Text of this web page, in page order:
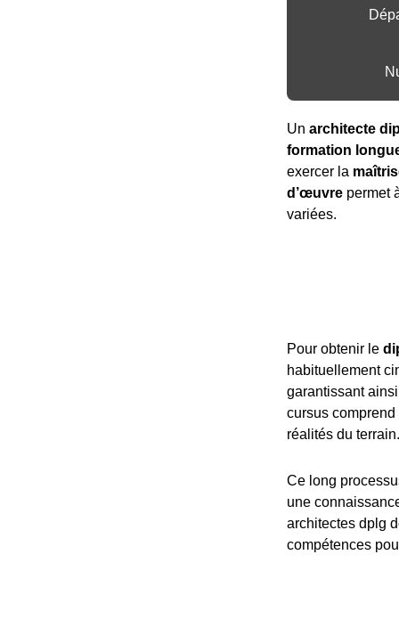
Un architecte
formation
exercer la
d’œuvre permet
variées.
Pour obtenir le
habituellement
garantissant
cursus
réalités du terrain.
Ce long
une
architectes dplg
compétences